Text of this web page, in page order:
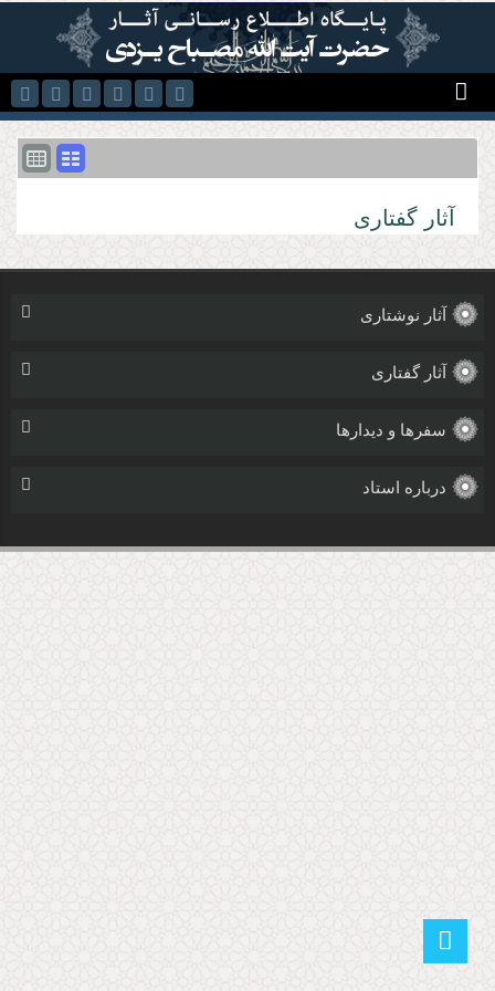
رفتن به محتوای اصلی
آثار گفتاری
آثار نوشتاری
آثار گفتاری
سفرها و دیدارها
درباره استاد